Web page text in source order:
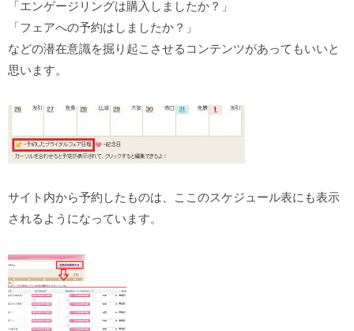
「エンゲージリングは購入しましたか？」
「フェアへの予約はしましたか？」
などの潜在意識を掘り起こさせるコンテンツがあってもいいと
思います。
サイト内から予約したものは、ここのスケジュール表にも表示
されるようになっています。